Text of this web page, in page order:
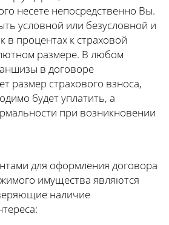
несете непосредственно Вы.
условной или безусловной и
в процентах к страховой
размере. В любом
в договоре
размер страхового взноса,
будет уплатить, а
при возникновении
для оформления договора
имущества являются
наличие